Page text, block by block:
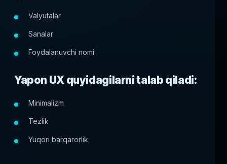
Valyutalar
Sanalar
Foydalanuvchi nomi
Yapon UX quyidagilarni talab qiladi:
Minimalizm
Tezlik
Yuqori barqarorlik